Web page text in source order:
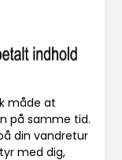
måde at
på samme tid.
din vandretur
med dig,